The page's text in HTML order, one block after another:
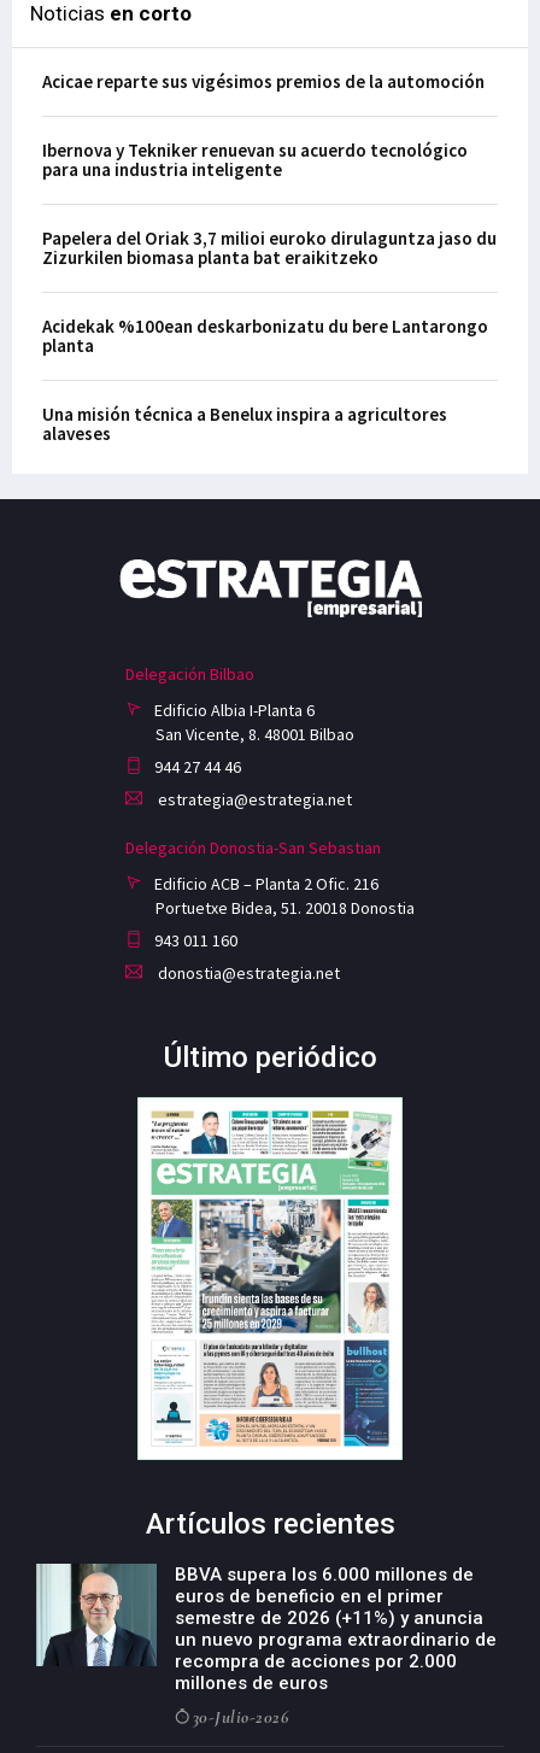
Noticias en corto
Acicae reparte sus vigésimos premios de la automoción
Ibernova y Tekniker renuevan su acuerdo tecnológico
para una industria inteligente
Papelera del Oriak 3,7 milioi euroko dirulaguntza jaso du
Zizurkilen biomasa planta bat eraikitzeko
Acidekak %100ean deskarbonizatu du bere Lantarongo
planta
Una misión técnica a Benelux inspira a agricultores
alaveses
Delegación Bilbao
Edificio Albia I-Planta 6
San Vicente, 8. 48001 Bilbao
944 27 44 46
estrategia@estrategia.net
Delegación Donostia-San Sebastian
Edificio ACB – Planta 2 Ofic. 216
Portuetxe Bidea, 51. 20018 Donostia
943 011 160
donostia@estrategia.net
Último periódico
Artículos recientes
BBVA supera los 6.000 millones de
euros de beneficio en el primer
semestre de 2026 (+11%) y anuncia
un nuevo programa extraordinario de
recompra de acciones por 2.000
millones de euros
30-Julio-2026